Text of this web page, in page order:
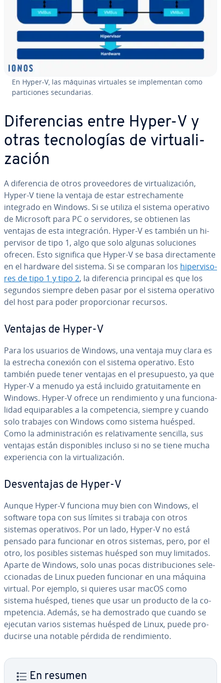
En Hyper-V, las máquinas virtuales se im­ple­me­n­tan como
pa­r­ti­cio­nes se­cu­n­da­rias.
Di­fe­re­n­cias entre Hyper-V y
otras te­c­no­lo­gías de vi­r­tua­li­
za­ción
A di­fe­re­n­cia de otros pro­vee­do­res de vi­r­tua­li­za­ción,
Hyper-V tiene la ventaja de estar es­tre­cha­me­n­te
integrado en Windows. Si se utiliza el sistema operativo
de Microsoft para PC o se­r­vi­do­res, se obtienen las
ventajas de esta in­te­gra­ción. Hyper-V es también un hi­
pe­r­vi­sor de tipo 1, algo que solo algunas so­lu­cio­nes
ofrecen. Esto significa que Hyper-V se basa di­re­c­ta­me­n­te
en el hardware del sistema. Si se comparan los hi­pe­r­vi­so­
res de tipo 1 y tipo 2, la di­fe­re­n­cia principal es que los
segundos siempre deben pasar por el sistema operativo
del host para poder pro­po­r­cio­nar recursos.
Ventajas de Hyper-V
Para los usuarios de Windows, una ventaja muy clara es
la estrecha conexión con el sistema operativo. Esto
también puede tener ventajas en el pre­su­pue­s­to, ya que
Hyper-V a menudo ya está incluido gra­tui­ta­me­n­te en
Windows. Hyper-V ofrece un re­n­di­mie­n­to y una fu­n­cio­na­
li­dad equi­pa­ra­bles a la co­m­pe­te­n­cia, siempre y cuando
solo trabajes con Windows como sistema huésped.
Como la ad­mi­ni­s­tra­ción es re­la­ti­va­me­n­te sencilla, sus
ventajas están di­s­po­ni­bles incluso si no se tiene mucha
ex­pe­rie­n­cia con la vi­r­tua­li­za­ción.
De­s­ve­n­ta­jas de Hyper-V
Aunque Hyper-V funciona muy bien con Windows, el
software topa con sus límites si trabaja con otros
sistemas ope­ra­ti­vos. Por un lado, Hyper-V no está
pensado para funcionar en otros sistemas, pero, por el
otro, los posibles sistemas huésped son muy limitados.
Aparte de Windows, solo unas pocas di­s­tri­bu­cio­nes se­le­
c­cio­na­das de Linux pueden funcionar en una máquina
virtual. Por ejemplo, si quieres usar macOS como
sistema huésped, tienes que usar un producto de la co­
m­pe­te­n­cia. Además, se ha de­mo­s­tra­do que cuando se
ejecutan varios sistemas huésped de Linux, puede pro­
du­ci­r­se una notable pérdida de re­n­di­mie­n­to.
En resumen